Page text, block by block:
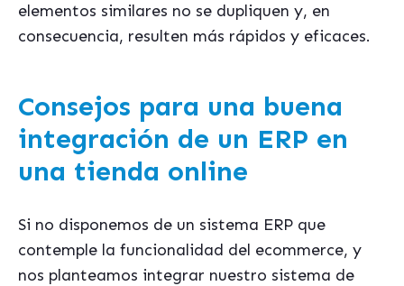
elementos similares no se dupliquen y, en
consecuencia, resulten más rápidos y eficaces.
Consejos para una buena
integración de un ERP en
una tienda online
Si no disponemos de un sistema ERP que
contemple la funcionalidad del ecommerce, y
nos planteamos integrar nuestro sistema de